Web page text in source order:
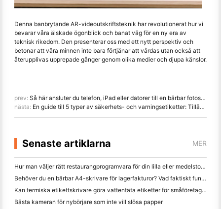
Denna banbrytande AR-videoutskriftsteknik har revolutionerat hur vi
bevarar våra älskade ögonblick och banat väg för en ny era av
teknisk rikedom. Den presenterar oss med ett nytt perspektiv och
betonar att våra minnen inte bara förtjänar att vårdas utan också att
återupplivas upprepade gånger genom olika medier och djupa känslor.
prev: Så här ansluter du telefon, iPad eller datorer till en bärbar fotoskrivare
nästa: En guide till 5 typer av säkerhets- och varningsetiketter: Tillämpningar och fördelar
Senaste artiklarna MER
Hur man väljer rätt restaurangprogramvara för din lilla eller medelstora restaurang
Behöver du en bärbar A4-skrivare för lagerfakturor? Vad faktiskt fungerar
Kan termiska etikettskrivare göra vattentäta etiketter för småföretagsprodukter?
Bästa kameran för nybörjare som inte vill slösa papper